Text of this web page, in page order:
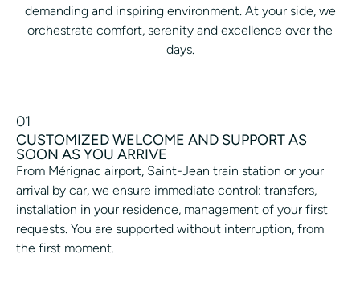
demanding and inspiring environment. At your side, we
orchestrate comfort, serenity and excellence over the
days.
01
CUSTOMIZED WELCOME AND SUPPORT AS
SOON AS YOU ARRIVE
From Mérignac airport, Saint-Jean train station or your
arrival by car, we ensure immediate control: transfers,
installation in your residence, management of your first
requests. You are supported without interruption, from
the first moment.